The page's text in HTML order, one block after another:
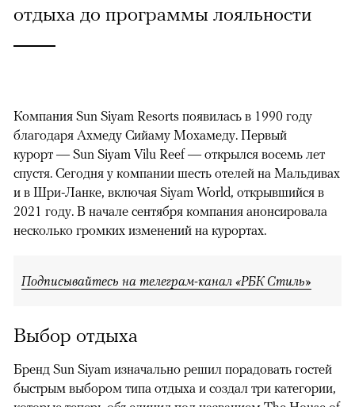
отдыха до программы лояльности
Компания Sun Siyam Resorts появилась в 1990 году
благодаря Ахмеду Сийаму Мохамеду. Первый
курорт — Sun Siyam Vilu Reef — открылся восемь лет
спустя. Сегодня у компании шесть отелей на Мальдивах
и в Шри-Ланке, включая Siyam World, открывшийся в
2021 году. В начале сентября компания анонсировала
несколько громких изменений на курортах.
Подписывайтесь на телеграм-канал «РБК Стиль»
Выбор отдыха
Бренд Sun Siyam изначально решил порадовать гостей
быстрым выбором типа отдыха и создал три категории,